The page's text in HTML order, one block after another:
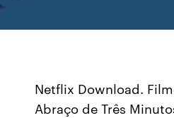
Netflix Download.
Abraço de Três